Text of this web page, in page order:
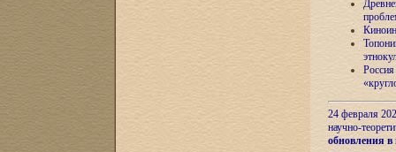
24 февраля
научно-
обновления в